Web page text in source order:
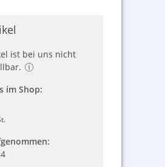
ist bei uns nicht
im Shop: